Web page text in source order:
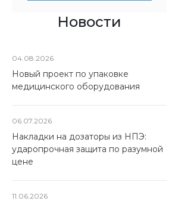
Новости
04.08.2026
Новый проект по упаковке
медицинского оборудования
06.07.2026
Накладки на дозаторы из НПЭ:
ударопрочная защита по разумной
цене
11.06.2026